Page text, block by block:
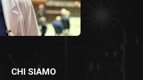
CHI SIAMO